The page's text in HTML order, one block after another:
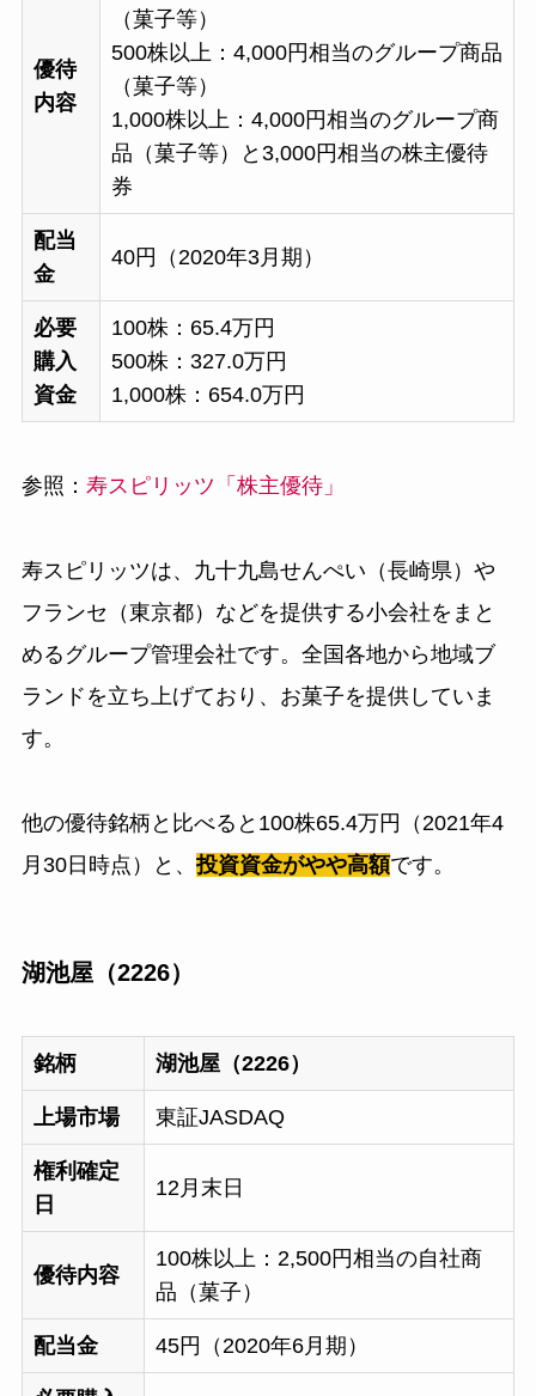
優待
内容
（菓子等）
500株以上：4,000円相当のグループ商品
（菓子等）
1,000株以上：4,000円相当のグループ商
品（菓子等）と3,000円相当の株主優待
券
配当
金
40円（2020年3月期）
必要
購入
資金
100株：65.4万円
500株：327.0万円
1,000株：654.0万円
参照： 寿スピリッツ「株主優待」
寿スピリッツは、九十九島せんぺい（長崎県）や
フランセ（東京都）などを提供する小会社をまと
めるグループ管理会社です。全国各地から地域ブ
ランドを立ち上げており、お菓子を提供していま
す。
他の優待銘柄と比べると100株65.4万円（2021年4
月30日時点）と、投資資金がやや高額です。
湖池屋（2226）
銘柄 湖池屋（2226）
上場市場 東証JASDAQ
権利確定
日
12月末日
優待内容
100株以上：2,500円相当の自社商
品（菓子）
配当金 45円（2020年6月期）